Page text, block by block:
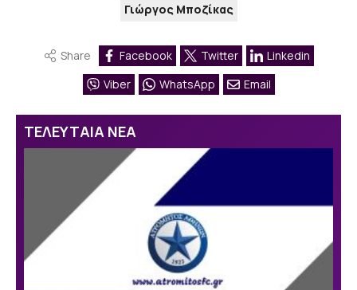
Γιώργος Μποζίκας
Share Facebook Twitter
Linkedin
Viber
WhatsApp Email
ΤΕΛΕΥΤΑΙΑ ΝΕΑ